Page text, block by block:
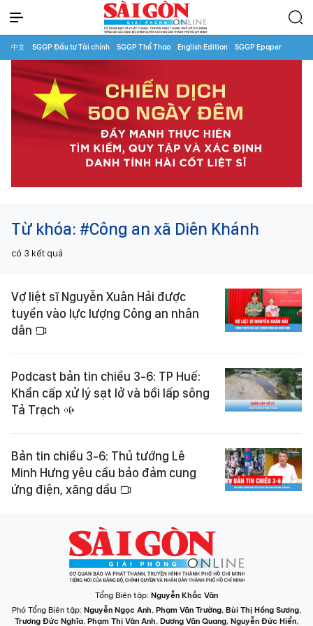
中文 SGGP Đầu tư Tài chính SGGP Thể Thao English Edition SGGP Epaper
Từ khóa: #Công an xã Diên Khánh
có 3 kết quả
Vợ liệt sĩ Nguyễn Xuân Hải được
tuyển vào lực lượng Công an nhân
dân
Podcast bản tin chiều 3-6: TP Huế:
Khẩn cấp xử lý sạt lở và bồi lấp sông
Tả Trạch
Bản tin chiều 3-6: Thủ tướng Lê
Minh Hưng yêu cầu bảo đảm cung
ứng điện, xăng dầu
Tổng Biên tập: Nguyễn Khắc Văn
Phó Tổng Biên tập: Nguyễn Ngọc Anh, Phạm Văn Trường, Bùi Thị Hồng Sương,
Trương Đức Nghĩa, Phạm Thị Vân Anh, Dương Văn Quang, Nguyễn Đức Hiển,